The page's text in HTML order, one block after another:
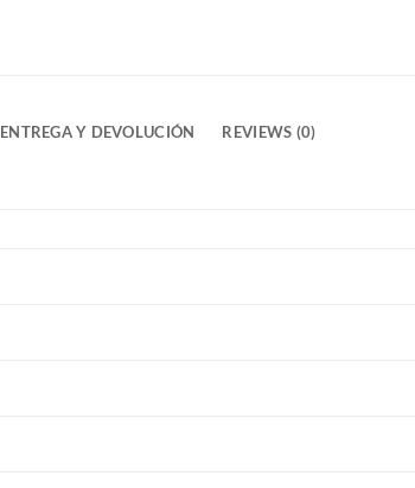
ENTREGA Y DEVOLUCIÓN REVIEWS (0)